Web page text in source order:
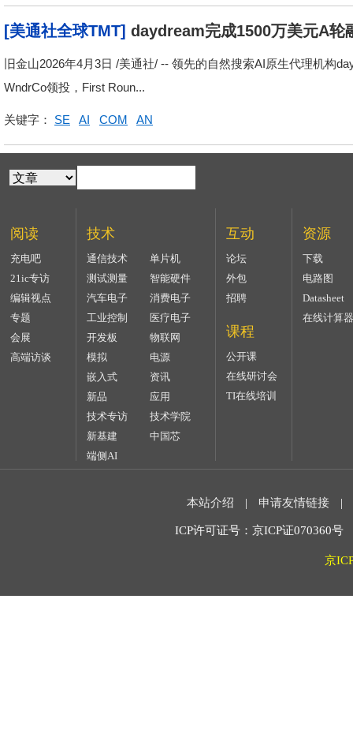
[美通社全球TMT] daydream完成1500万美元A轮
构
旧金山2026年4月3日 /美通社/ -- 领先的自然搜索AI原生代理机构
WndrCo领投，First Roun...
关键字： SE AI COM AN
阅读
充电吧
21ic专访
编辑视点
专题
会展
高端访谈
技术
通信技术
单片机
测试测量
智能硬件
汽车电子
消费电子
工业控制
医疗电子
开发板
物联网
模拟
电源
嵌入式
资讯
新品
应用
技术专访
技术学院
新基建
中国芯
端侧AI
互动
论坛
外包
招聘
课程
公开课
在线研讨会
TI在线培训
资源
下载
电路图
Datasheet
在线计算器
本站介绍 | 申请友情链接 |
ICP许可证号：京ICP证070360
京